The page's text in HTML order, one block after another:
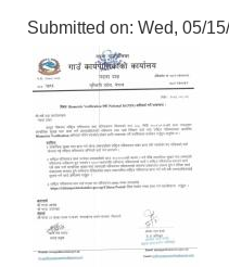
Submitted on: Wed, 05/